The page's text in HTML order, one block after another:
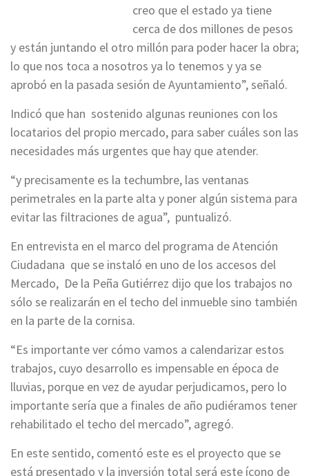
creo que el estado ya tiene
cerca de dos millones de pesos
y están juntando el otro millón para poder hacer la obra;
lo que nos toca a nosotros ya lo tenemos y ya se
aprobó en la pasada sesión de Ayuntamiento”, señaló.
Indicó que han sostenido algunas reuniones con los
locatarios del propio mercado, para saber cuáles son las
necesidades más urgentes que hay que atender.
“y precisamente es la techumbre, las ventanas
perimetrales en la parte alta y poner algún sistema para
evitar las filtraciones de agua”, puntualizó.
En entrevista en el marco del programa de Atención
Ciudadana que se instaló en uno de los accesos del
Mercado, De la Peña Gutiérrez dijo que los trabajos no
sólo se realizarán en el techo del inmueble sino también
en la parte de la cornisa.
“Es importante ver cómo vamos a calendarizar estos
trabajos, cuyo desarrollo es impensable en época de
lluvias, porque en vez de ayudar perjudicamos, pero lo
importante sería que a finales de año pudiéramos tener
rehabilitado el techo del mercado”, agregó.
En este sentido, comentó este es el proyecto que se
está presentado y la inversión total será este ícono de